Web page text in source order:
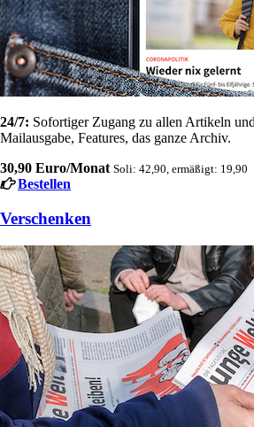
24/7: Sofortiger Zugang zu allen Artikeln
Mailausgabe, Features, das ganze Archiv.
30,90 Euro/Monat Soli: 42,90, ermäßigt: 19,90
Bestellen
Verschenken